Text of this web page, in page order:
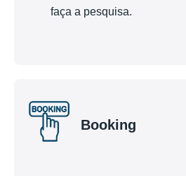
faça a pesquisa.
Booking